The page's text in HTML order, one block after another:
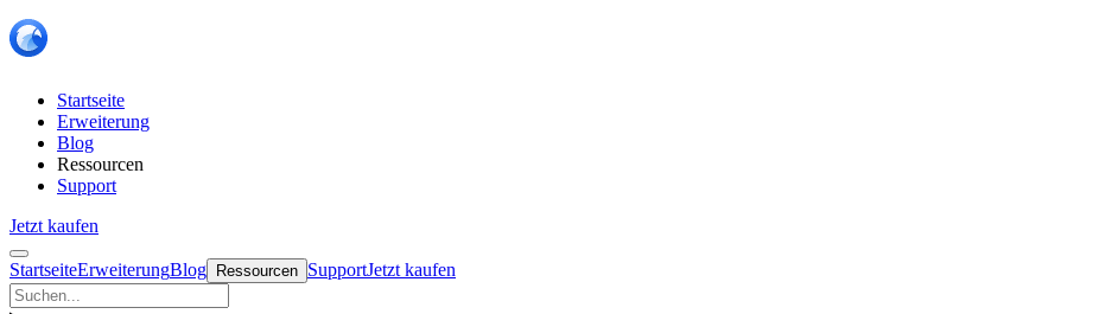
Startseite
Erweiterung
Blog
Ressourcen
Support
Jetzt kaufen
StartseiteErweiterungBlog Ressourcen SupportJetzt kaufen